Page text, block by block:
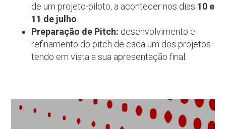
de um projeto-piloto, a acontecer nos dias 10 e
11 de julho
Preparação de Pitch: desenvolvimento e
refinamento do pitch de cada um dos projetos
tendo em vista a sua apresentação final.